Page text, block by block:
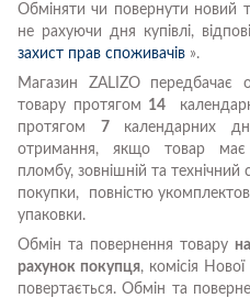
Обміняти чи повернути новий
не рахуючи дня купівлі,
захист прав споживачів ».
Магазин ZALIZO передбачає
товару протягом 14
протягом 7 календарних
отримання, якщо товар
пломбу, зовнішній та
покупки, повністю
упаковки.
Обмін та повернення товару
рахунок покупця, комісія
повертається. Обмін та